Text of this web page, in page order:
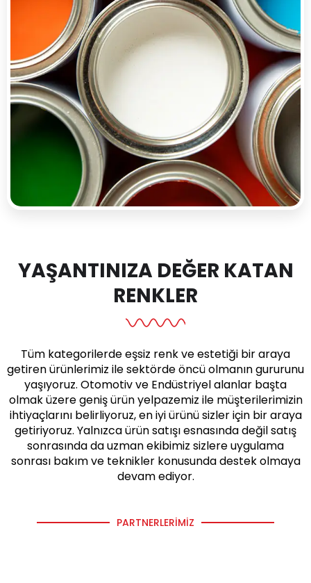
YAŞANTINIZA DEĞER KATAN
RENKLER
Tüm kategorilerde eşsiz renk ve estetiği bir araya
getiren ürünlerimiz ile sektörde öncü olmanın gururunu
yaşıyoruz. Otomotiv ve Endüstriyel alanlar başta
olmak üzere geniş ürün yelpazemiz ile müşterilerimizin
ihtiyaçlarını belirliyoruz, en iyi ürünü sizler için bir araya
getiriyoruz. Yalnızca ürün satışı esnasında değil satış
sonrasında da uzman ekibimiz sizlere uygulama
sonrası bakım ve teknikler konusunda destek olmaya
devam ediyor.
PARTNERLERIMIZ